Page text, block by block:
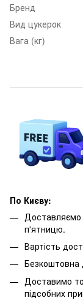
Бренд
Вид цукерок
Вага (кг)
По Києву:
Доставляємо
п'ятницю.
Вартість
Безкоштовна
Доставимо
підсобних